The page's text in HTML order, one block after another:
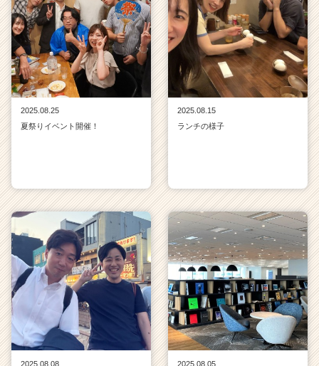
2025.08.25
夏祭りイベント開催！
2025.08.15
ランチの様子
2025.08.08
2025.08.05